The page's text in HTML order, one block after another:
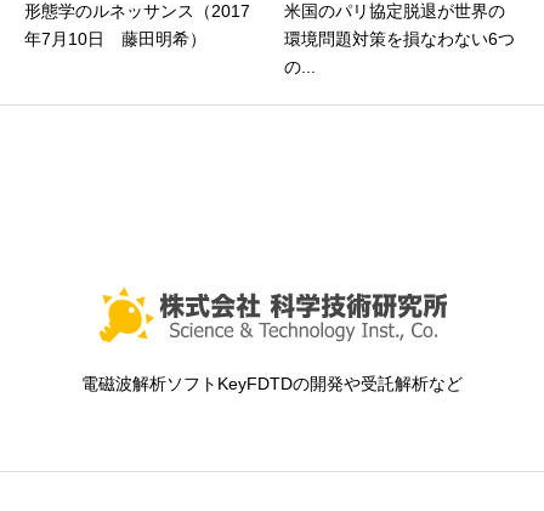
形態学のルネッサンス（2017
年7月10日 藤田明希）
米国のパリ協定脱退が世界の
環境問題対策を損なわない6つ
の...
電磁波解析ソフトKeyFDTDの開発や受託解析など